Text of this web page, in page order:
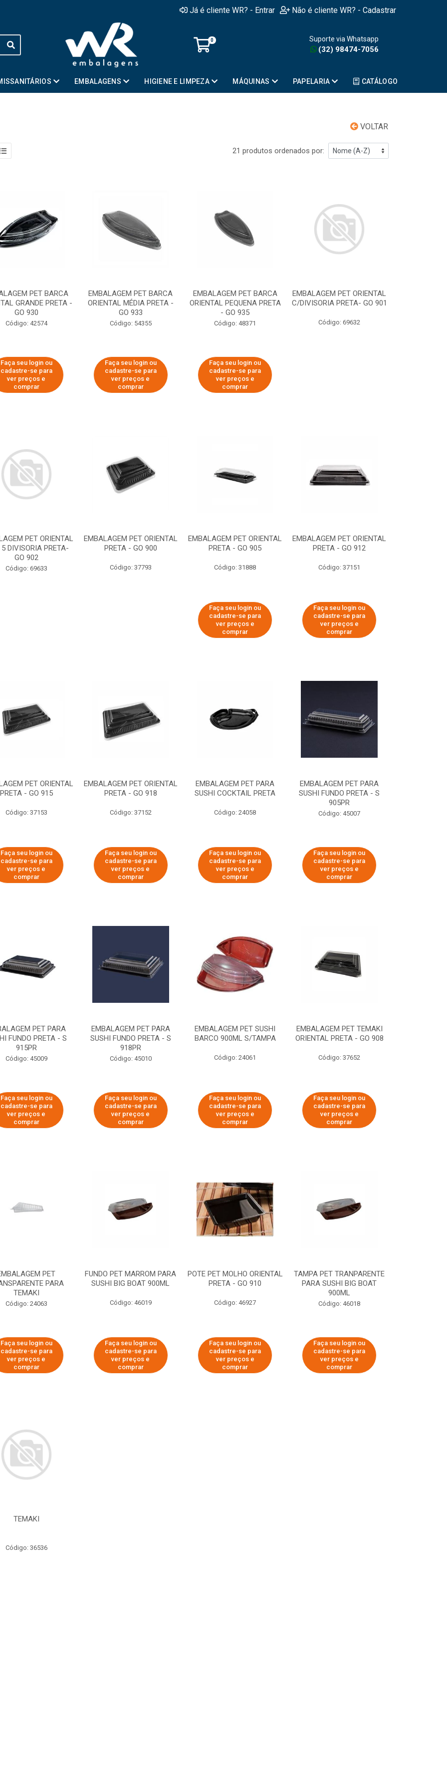
Já é cliente WR? - Entrar Não é cliente WR? - Cadastrar
0 Suporte via Whatsapp
(32) 98474-7056
EMBALAGENS HIGIENE E LIMPEZA MÁQUINAS PAPELARIA CATÁLOGO
VOLTAR
21 produtos ordenados por:
PET BARCA
GRANDE PRETA -
GO 930
Código: 42574
Faça seu login ou
cadastre-se para
ver preços e
comprar
EMBALAGEM PET BARCA
ORIENTAL MÉDIA PRETA -
GO 933
Código: 54355
Faça seu login ou
cadastre-se para
ver preços e
comprar
EMBALAGEM PET BARCA
ORIENTAL PEQUENA PRETA
- GO 935
Código: 48371
Faça seu login ou
cadastre-se para
ver preços e
comprar
EMBALAGEM PET ORIENTAL
C/DIVISORIA PRETA- GO 901
Código: 69632
PET ORIENTAL
DIVISORIA PRETA-
GO 902
Código: 69633
EMBALAGEM PET ORIENTAL
PRETA - GO 900
Código: 37793
EMBALAGEM PET ORIENTAL
PRETA - GO 905
Código: 31888
Faça seu login ou
cadastre-se para
ver preços e
comprar
EMBALAGEM PET ORIENTAL
PRETA - GO 912
Código: 37151
Faça seu login ou
cadastre-se para
ver preços e
comprar
PET ORIENTAL
PRETA - GO 915
Código: 37153
Faça seu login ou
cadastre-se para
ver preços e
comprar
EMBALAGEM PET ORIENTAL
PRETA - GO 918
Código: 37152
Faça seu login ou
cadastre-se para
ver preços e
comprar
EMBALAGEM PET PARA
SUSHI COCKTAIL PRETA
Código: 24058
Faça seu login ou
cadastre-se para
ver preços e
comprar
EMBALAGEM PET PARA
SUSHI FUNDO PRETA - S
905PR
Código: 45007
Faça seu login ou
cadastre-se para
ver preços e
comprar
PET PARA
FUNDO PRETA - S
915PR
Código: 45009
Faça seu login ou
cadastre-se para
ver preços e
comprar
EMBALAGEM PET PARA
SUSHI FUNDO PRETA - S
918PR
Código: 45010
Faça seu login ou
cadastre-se para
ver preços e
comprar
EMBALAGEM PET SUSHI
BARCO 900ML S/TAMPA
Código: 24061
Faça seu login ou
cadastre-se para
ver preços e
comprar
EMBALAGEM PET TEMAKI
ORIENTAL PRETA - GO 908
Código: 37652
Faça seu login ou
cadastre-se para
ver preços e
comprar
PET
PARA
TEMAKI
Código: 24063
Faça seu login ou
cadastre-se para
ver preços e
comprar
FUNDO PET MARROM PARA
SUSHI BIG BOAT 900ML
Código: 46019
Faça seu login ou
cadastre-se para
ver preços e
comprar
POTE PET MOLHO ORIENTAL
PRETA - GO 910
Código: 46927
Faça seu login ou
cadastre-se para
ver preços e
comprar
TAMPA PET TRANPARENTE
PARA SUSHI BIG BOAT
900ML
Código: 46018
Faça seu login ou
cadastre-se para
ver preços e
comprar
TEMAKI
Código: 36536